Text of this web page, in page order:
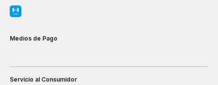
Medios de Pago
Servicio al Consumidor